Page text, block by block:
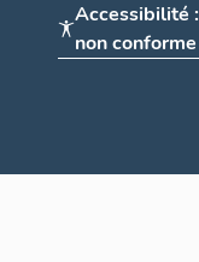
Accessibilité :
non conforme